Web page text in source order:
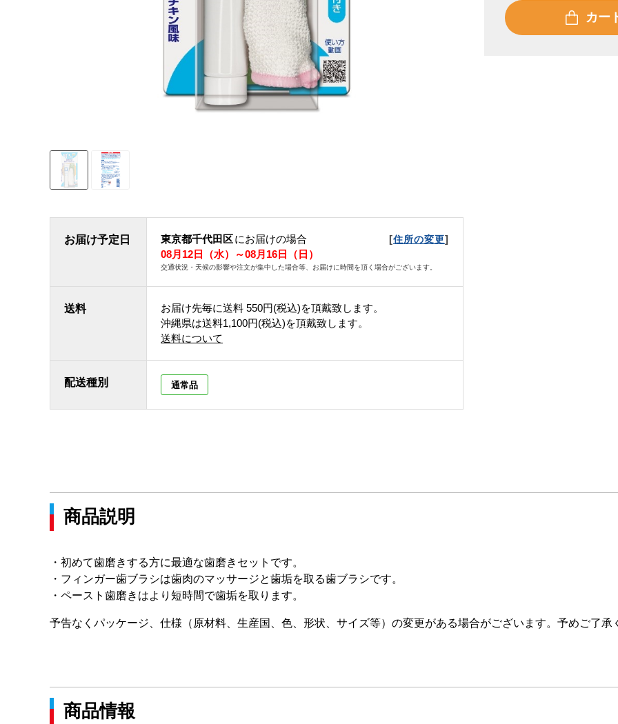
お届け予定日 東京都千代田区にお届けの場合 [住所の変更]
08月12日（水）～08月16日（日）
交通状況・天候の影響や注文が集中した場合等、お届けに時間を頂く場合がございます。
送料 お届け先毎に送料 550円(税込)を頂戴致します。
沖縄県は送料1,100円(税込)を頂戴致します。
送料について
配送種別 通常品
カー
商品説明
・初めて歯磨きする方に最適な歯磨きセットです。
・フィンガー歯ブラシは歯肉のマッサージと歯垢を取る歯ブラシです。
・ペースト歯磨きはより短時間で歯垢を取ります。
予告なくパッケージ、仕様（原材料、生産国、色、形状、サイズ等）の変更がある場合がございます。予めご了承
商品情報